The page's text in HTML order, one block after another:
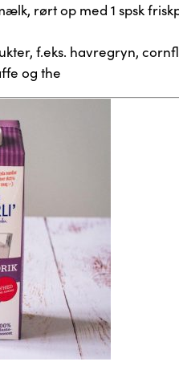
rørt op med 1 spsk
f.eks. havregryn,
og the